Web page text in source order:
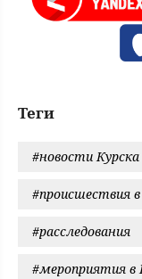
Теги
#новости Курска
#происшествия
#расследования
#мероприятия в